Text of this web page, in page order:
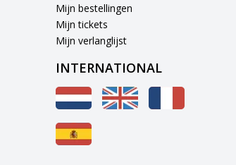
Mijn bestellingen
Mijn tickets
Mijn verlanglijst
INTERNATIONAL